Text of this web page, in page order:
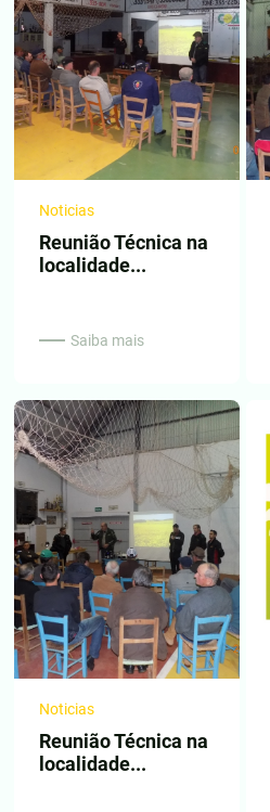
Noticias
Reunião Técnica na
localidade...
Saiba mais
Noticias
Reunião Técnica na
localidade...